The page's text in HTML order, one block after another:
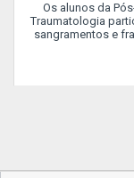
Os alunos da
Traumatologia
sangramentos e